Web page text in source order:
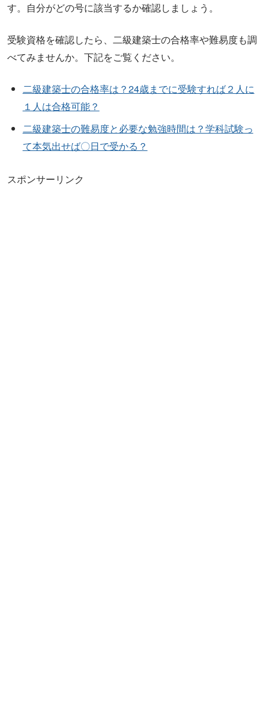
す。自分がどの号に該当するか確認しましょう。
受験資格を確認したら、二級建築士の合格率や難易度も調
べてみませんか。下記をご覧ください。
二級建築士の合格率は？24歳までに受験すれば２人に
１人は合格可能？
二級建築士の難易度と必要な勉強時間は？学科試験っ
て本気出せば〇日で受かる？
スポンサーリンク